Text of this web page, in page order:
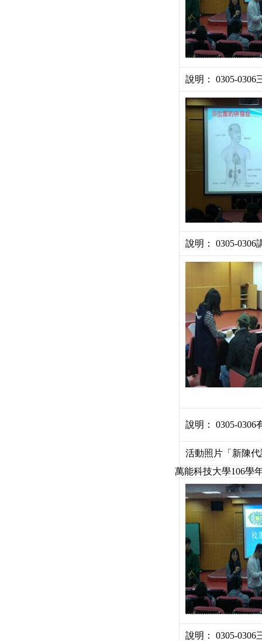
說明： 0305-0306
說明： 0305-0306
說明： 0305-0306
活動照片「新陳
萬能科技大學106學
說明： 0305-0306